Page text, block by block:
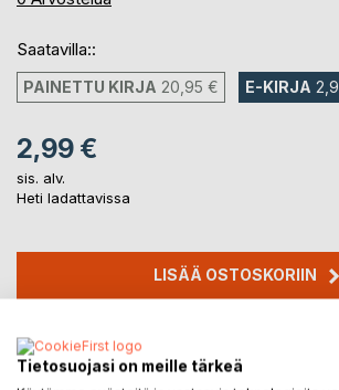
Saatavilla::
PAINETTU KIRJA 20,95 € E-KIRJA
2,99 €
sis. alv.
Heti ladattavissa
LISÄÄ OSTOSKORIIN
Lisää muistilistalle
Arvostele tuote
Tietosuojasi on meille tärkeä